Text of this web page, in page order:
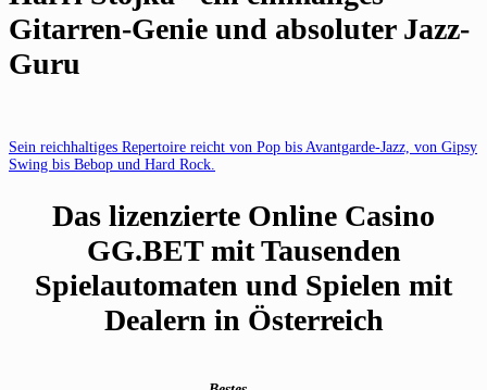
Gitarren-Genie und absoluter Jazz-
Guru
Sein reichhaltiges Repertoire reicht von Pop bis Avantgarde-Jazz, von Gipsy
Swing bis Bebop und Hard Rock.
Das lizenzierte Online Casino
GG.BET mit Tausenden
Spielautomaten und Spielen mit
Dealern in Österreich